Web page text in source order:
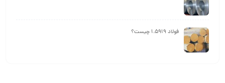
فولاد 1.5919 چیست؟